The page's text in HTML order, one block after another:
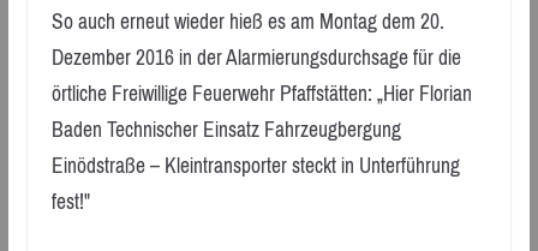
So auch erneut wieder hieß es am Montag dem 20.
Dezember 2016 in der Alarmierungsdurchsage für die
örtliche Freiwillige Feuerwehr Pfaffstätten: „Hier Florian
Baden Technischer Einsatz Fahrzeugbergung
Einödstraße – Kleintransporter steckt in Unterführung
fest!"